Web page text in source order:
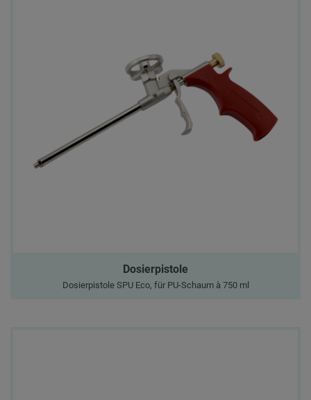
Dosierpistole
Dosierpistole SPU Eco, für PU-Schaum à 750 ml